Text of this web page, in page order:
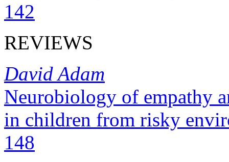
142
REVIEWS
David Adam
Neurobiology of empathy
in children from risky
148